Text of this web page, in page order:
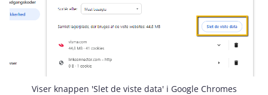
Viser knappen 'Slet de viste data' i Google Chromes